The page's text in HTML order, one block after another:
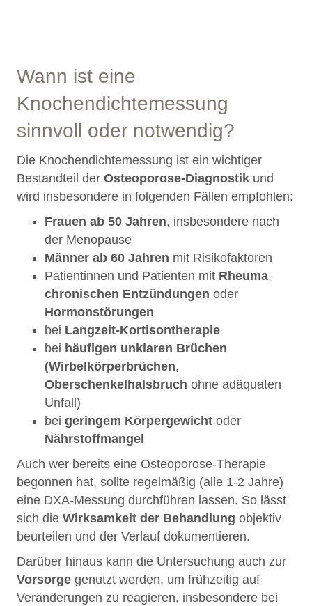
Wann ist eine
Knochendichtemessung
sinnvoll oder notwendig?
Die Knochendichtemessung ist ein wichtiger
Bestandteil der Osteoporose-Diagnostik und
wird insbesondere in folgenden Fällen empfohlen:
Frauen ab 50 Jahren, insbesondere nach
der Menopause
Männer ab 60 Jahren mit Risikofaktoren
Patientinnen und Patienten mit Rheuma,
chronischen Entzündungen oder
Hormonstörungen
bei Langzeit-Kortisontherapie
bei häufigen unklaren Brüchen
(Wirbelkörperbrüchen,
Oberschenkelhalsbruch ohne adäquaten
Unfall)
bei geringem Körpergewicht oder
Nährstoffmangel
Auch wer bereits eine Osteoporose-Therapie
begonnen hat, sollte regelmäßig (alle 1-2 Jahre)
eine DXA-Messung durchführen lassen. So lässt
sich die Wirksamkeit der Behandlung objektiv
beurteilen und der Verlauf dokumentieren.
Darüber hinaus kann die Untersuchung auch zur
Vorsorge genutzt werden, um frühzeitig auf
Veränderungen zu reagieren, insbesondere bei